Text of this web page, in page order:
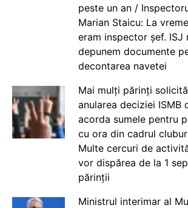
peste un an /
Marian Staicu: La
eram inspector șef. ISJ
depunem documente
decontarea navetei
Mai mulți părinți
anularea deciziei ISMB
acorda sumele pentru
cu ora din cadrul
Multe cercuri de
vor dispărea de la 1
părinții
Ministrul interimar al